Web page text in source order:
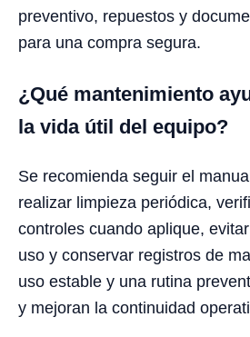
preventivo, repuestos y
para una compra segura.
¿Qué mantenimiento
la vida útil del equipo?
Se recomienda seguir el
realizar limpieza periódica,
controles cuando aplique,
uso y conservar registros de
uso estable y una rutina
y mejoran la continuidad